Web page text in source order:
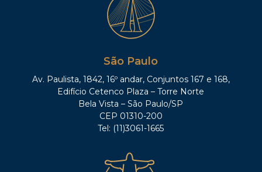
São Paulo
Av. Paulista, 1842, 16º andar, Conjuntos 167 e 168,
Edifício Cetenco Plaza – Torre Norte
Bela Vista – São Paulo/SP
CEP 01310-200
Tel: (11)3061-1665